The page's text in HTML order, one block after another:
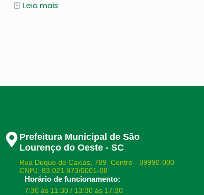
Leia mais
Prefeitura Municipal de São
Lourenço do Oeste - SC
Rua Duque de Caxias, 789 Centro - 89990-000
CNPJ: 83.021.873/0001-08
Horário de funcionamento:
7:30 às 11:30 / 13:30 às 17:30